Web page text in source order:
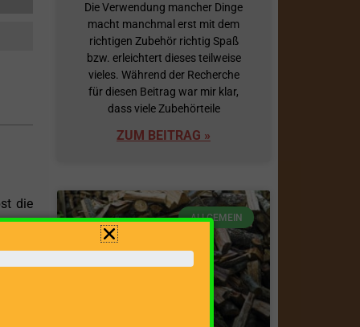
die
D
Die Verwendung mancher Dinge
macht manchmal erst mit dem
richtigen Zubehör richtig Spaß
bzw. erleichtert dieses teilweise
vieles. Während der Recherche
für diesen Beitrag war mir klar,
dass viele Zubehörteile
ZUM BEITRAG »
ALLGEMEIN